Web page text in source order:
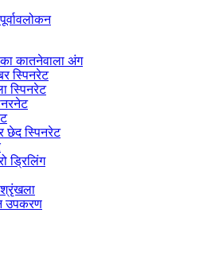
कातनेवाला अंग
स्पिनरेट
स्पिनरेट
छेद स्पिनरेट
ड्रिलिंग
उपकरण